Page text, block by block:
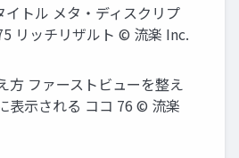
イトル メタ・ディスクリプ
リッチリザルト © 流楽 Inc.
方 ファーストビューを整え
表示される ココ 76 © 流楽